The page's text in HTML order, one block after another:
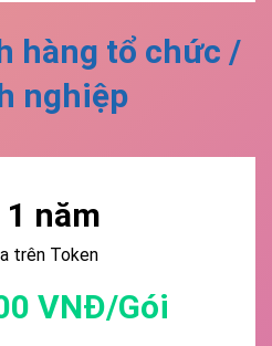
hàng tổ chức /
nghiệp
1 năm
trên Token
VNĐ/Gói